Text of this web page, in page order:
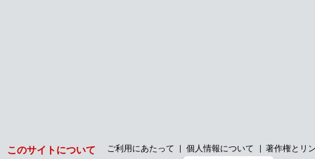
このサイトについて ご利用にあたって 個人情報について
著作権とリ